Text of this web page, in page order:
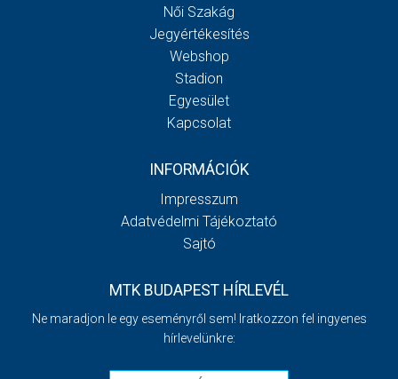
Női Szakág
Jegyértékesítés
Webshop
Stadion
Egyesület
Kapcsolat
INFORMÁCIÓK
Impresszum
Adatvédelmi Tájékoztató
Sajtó
MTK BUDAPEST HÍRLEVÉL
Ne maradjon le egy eseményről sem! Iratkozzon fel ingyenes
hírlevelünkre: